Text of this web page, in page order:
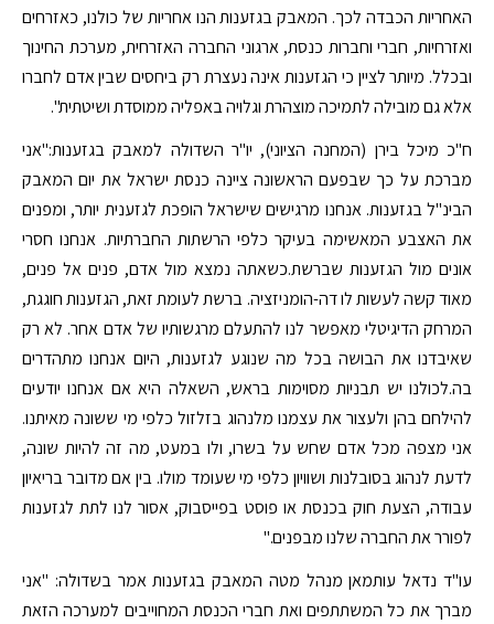
האחריות הכבדה לכך. המאבק בגזענות הנו אחריות של כולנו, כאזרחים
ואזרחיות, חברי וחברות כנסת, ארגוני החברה האזרחית, מערכת החינוך
ובכלל. מיותר לציין כי הגזענות אינה נעצרת רק ביחסים שבין אדם לחברו
אלא גם מובילה לתמיכה מוצהרת וגלויה באפליה ממוסדת ושיטתית".
ח"כ מיכל בירן (המחנה הציוני), יו"ר השדולה למאבק בגזענות:"אני
מברכת על כך שבפעם הראשונה ציינה כנסת ישראל את יום המאבק
הבינ"ל בגזענות. אנחנו מרגישים שישראל הופכת לגזענית יותר, ומפנים
את האצבע המאשימה בעיקר כלפי הרשתות החברתיות. אנחנו חסרי
אונים מול הגזענות שברשת.כשאתה נמצא מול אדם, פנים אל פנים,
מאוד קשה לעשות לו דה-הומניזציה. ברשת לעומת זאת, הגזענות חוגגת,
המרחק הדיגיטלי מאפשר לנו להתעלם מרגשותיו של אדם אחר. לא רק
שאיבדנו את הבושה בכל מה שנוגע לגזענות, היום אנחנו מתהדרים
בה.לכולנו יש תבניות מסוימות בראש, השאלה היא אם אנחנו יודעים
להילחם בהן ולעצור את עצמנו מלנהוג בזלזול כלפי מי ששונה מאיתנו.
אני מצפה מכל אדם שחש על בשרו, ולו במעט, מה זה להיות שונה,
לדעת לנהוג בסובלנות ושוויון כלפי מי שעומד מולו. בין אם מדובר בריאיון
עבודה, הצעת חוק בכנסת או פוסט בפייסבוק, אסור לנו לתת לגזענות
לפורר את החברה שלנו מבפנים."
עו"ד נדאל עותמאן מנהל מטה המאבק בגזענות אמר בשדולה: "אני
מברך את כל המשתתפים ואת חברי הכנסת המחוייבים למערכה הזאת